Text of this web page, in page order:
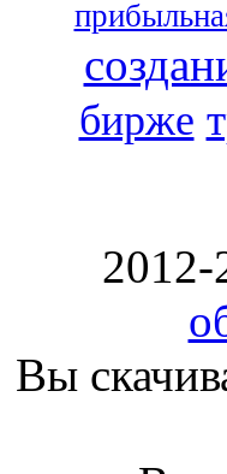
бирже
2012-
Вы